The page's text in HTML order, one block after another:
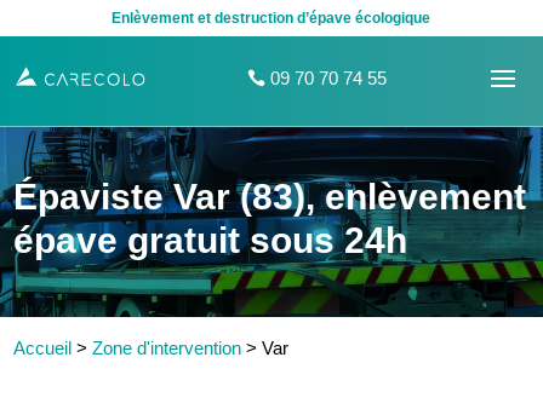
Enlèvement et destruction d’épave écologique
09 70 70 74 55
Épaviste Var (83), enlèvement
épave gratuit sous 24h
Accueil >Zone d'intervention >Var